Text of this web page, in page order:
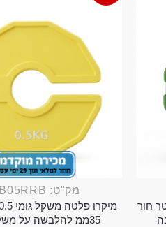
0.25 קג קוטר חור
מק"ט: DMB05RRB
35ממ להלבשה על משקל מובנה